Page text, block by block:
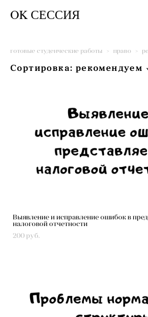
OK СЕССИЯ
готовые студенческие работы > право >
Сортировка: рекомендуем
Выявление и исправление ошибок в
налоговой отчетности
200 pуб.